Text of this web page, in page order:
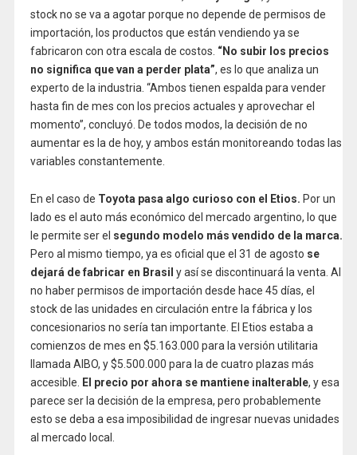
stock no se va a agotar porque no depende de permisos de
importación, los productos que están vendiendo ya se
fabricaron con otra escala de costos. “No subir los precios
no significa que van a perder plata”, es lo que analiza un
experto de la industria. “Ambos tienen espalda para vender
hasta fin de mes con los precios actuales y aprovechar el
momento”, concluyó. De todos modos, la decisión de no
aumentar es la de hoy, y ambos están monitoreando todas las
variables constantemente.
En el caso de Toyota pasa algo curioso con el Etios. Por un
lado es el auto más económico del mercado argentino, lo que
le permite ser el segundo modelo más vendido de la marca.
Pero al mismo tiempo, ya es oficial que el 31 de agosto se
dejará de fabricar en Brasil y así se discontinuará la venta. Al
no haber permisos de importación desde hace 45 días, el
stock de las unidades en circulación entre la fábrica y los
concesionarios no sería tan importante. El Etios estaba a
comienzos de mes en $5.163.000 para la versión utilitaria
llamada AIBO, y $5.500.000 para la de cuatro plazas más
accesible.
El precio por ahora se mantiene inalterable, y esa
parece ser la decisión de la empresa, pero probablemente
esto se deba a esa imposibilidad de ingresar nuevas unidades
al mercado local.